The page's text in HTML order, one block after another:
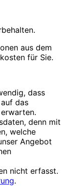
aus dem
für Sie.
dass
das
denn mit
welche
Angebot
nicht erfasst.
.